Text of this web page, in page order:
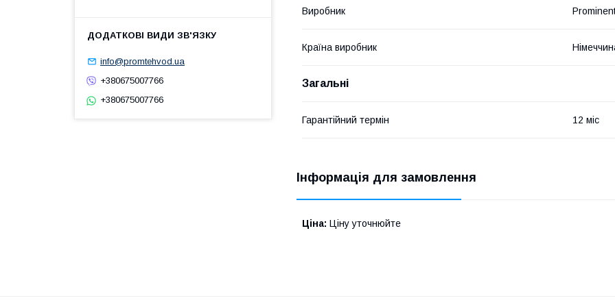
Виробник
Країна виробник
Загальні
Гарантійний термін 12 міс
Інформація для замовлення
Ціна: Ціну уточнюйте
info@promtehvod.ua
+380675007766
+380675007766